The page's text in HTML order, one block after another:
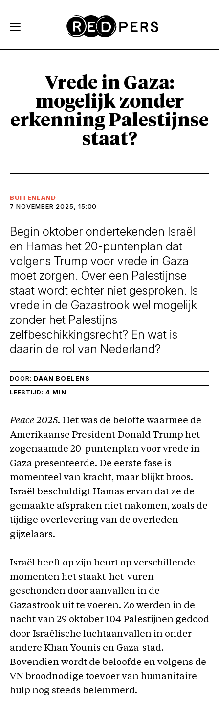
Vrede in Gaza:
mogelijk zonder
erkenning Palestijnse
staat?
BUITENLAND
7 NOVEMBER 2025, 15:00
Begin oktober ondertekenden Israël
en Hamas het 20-puntenplan dat
volgens Trump voor vrede in Gaza
moet zorgen. Over een Palestijnse
staat wordt echter niet gesproken. Is
vrede in de Gazastrook wel mogelijk
zonder het Palestijns
zelfbeschikkingsrecht? En wat is
daarin de rol van Nederland?
DOOR: DAAN BOELENS
LEESTIJD: 4 MIN
Peace 2025. Het was de belofte waarmee de
Amerikaanse President Donald Trump het
zogenaamde 20-puntenplan voor vrede in
Gaza presenteerde. De eerste fase is
momenteel van kracht, maar blijkt broos.
Israël beschuldigt Hamas ervan dat ze de
gemaakte afspraken niet nakomen, zoals de
tijdige overlevering van de overleden
gijzelaars.
Israël heeft op zijn beurt op verschillende
momenten het staakt-het-vuren
geschonden door aanvallen in de
Gazastrook uit te voeren. Zo werden in de
nacht van 29 oktober 104 Palestijnen gedood
door Israëlische luchtaanvallen in onder
andere Khan Younis en Gaza-stad.
Bovendien wordt de beloofde en volgens de
VN broodnodige toevoer van humanitaire
hulp nog steeds belemmerd.